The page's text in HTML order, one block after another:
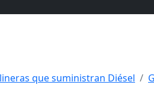
que suministran Diésel